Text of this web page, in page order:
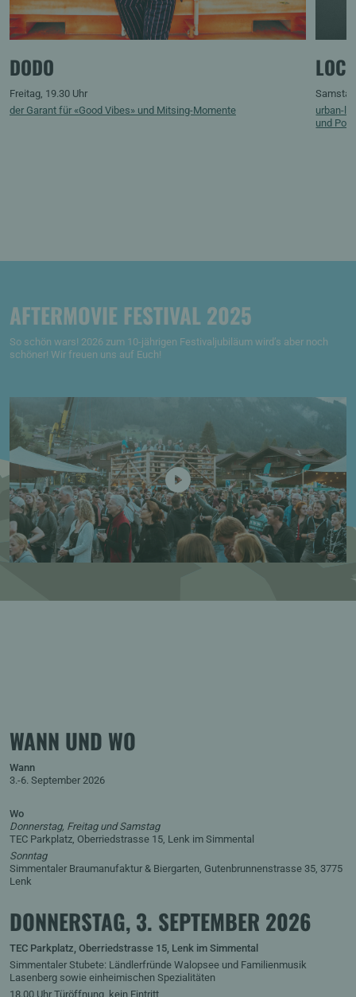
DODO
Freitag, 19.30 Uhr
der Garant für «Good Vibes» und Mitsing-Momente
urban-
und Pop
AFTERMOVIE FESTIVAL 2025
So schön wars! 2026 zum 10-jährigen Festivaljubiläum wird’s aber noch
schöner! Wir freuen uns auf Euch!
Play video
WANN UND WO
Wann
3.-6. September 2026
Wo
Donnerstag, Freitag und Samstag
TEC Parkplatz, Oberriedstrasse 15, Lenk im Simmental
Sonntag
Simmentaler Braumanufaktur & Biergarten, Gutenbrunnenstrasse 35, 3775
Lenk
DONNERSTAG, 3. SEPTEMBER 2026
TEC Parkplatz, Oberriedstrasse 15, Lenk im Simmental
Simmentaler Stubete: Ländlerfründe Walopsee und Familienmusik
Lasenberg sowie einheimischen Spezialitäten
18.00 Uhr Türöffnung, kein Eintritt